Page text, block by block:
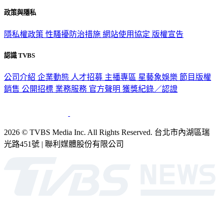
政策與隱私
隱私權政策 性騷擾防治措施 網站使用協定 版權宣告
認識 TVBS
公司介紹 企業動態 人才招募 主播專區 星藝象娛樂 節目版權
銷售 公開招標 業務服務 官方聲明 獲獎紀錄／認證
2026 © TVBS Media Inc. All Rights Reserved. 台北市內湖區瑞
光路451號 | 聯利媒體股份有限公司